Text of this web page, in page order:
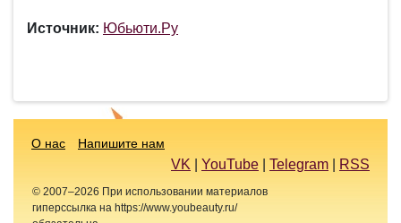
Источник: Юбьюти.Ру
О нас Напишите нам
VK YouTube Telegram RSS
© 2007–2026 При использовании материалов
гиперссылка на https://www.youbeauty.ru/